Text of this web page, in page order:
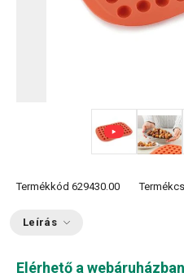
Termékkód 629430.00
Leírás
Elérhető a webáruházban